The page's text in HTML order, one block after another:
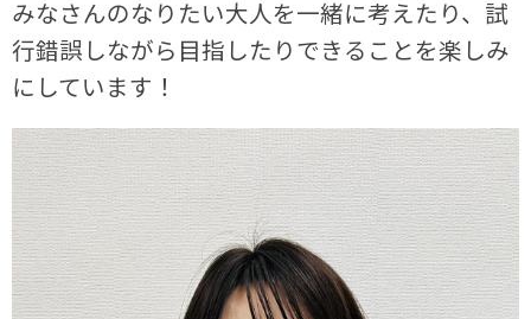
みなさんのなりたい大人を一緒に考えたり、試
行錯誤しながら目指したりできることを楽しみ
にしています！